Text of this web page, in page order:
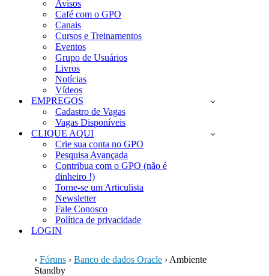
Avisos
Café com o GPO
Canais
Cursos e Treinamentos
Eventos
Grupo de Usuários
Livros
Notícias
Vídeos
EMPREGOS
Cadastro de Vagas
Vagas Disponíveis
CLIQUE AQUI
Crie sua conta no GPO
Pesquisa Avançada
Contribua com o GPO (não é
dinheiro !)
Torne-se um Articulista
Newsletter
Fale Conosco
Política de privacidade
LOGIN
› Fóruns › Banco de dados Oracle › Ambiente
Standby